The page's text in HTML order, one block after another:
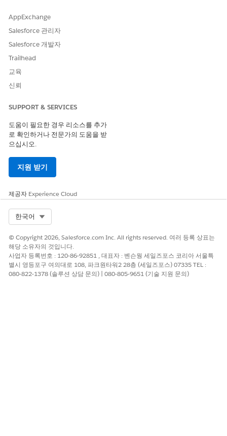
AppExchange
Salesforce 관리자
Salesforce 개발자
Trailhead
교육
신뢰
SUPPORT & SERVICES
도움이 필요한 경우 리소스를 추가
로 확인하거나 전문가의 도움을 받
으십시오.
지원 받기
제공자 Experience Cloud
한국어
© Copyright 2026, Salesforce.com Inc. All rights reserved. 여러 등록 상표는
해당 소유자의 것입니다.
사업자 등록번호 : 120-86-92851 , 대표자 : 벤슨웡 세일즈포스 코리아 서울특
별시 영등포구 여의대로 108, 파크원타워2 28층 (세일즈포스) 07335 TEL :
080-822-1378 (솔루션 상담 문의) | 080-805-9651 (기술 지원 문의)